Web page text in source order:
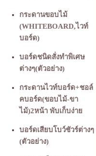
กระดานขอบไม้
(WHITEBOARD,ไวท์
บอร์ด)
บอร์ดชนิดสั่งทำพิเศษ
ต่างๆ(ตัวอย่าง)
กระดานไวท์บอร์ด+ชอล์
คบอร์ด(ขอบไม้-ขา
ไม้)2หน้า พับเก็บง่าย
บอร์ดเสียบโบว์ชัวร์ต่างๆ
(ตัวอย่าง)